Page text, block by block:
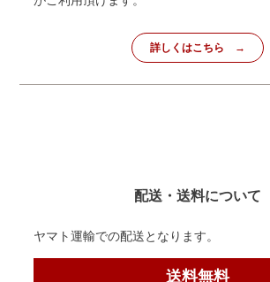
詳しくはこちら
配送・送料について
ヤマト運輸での配送となります。
送料無料